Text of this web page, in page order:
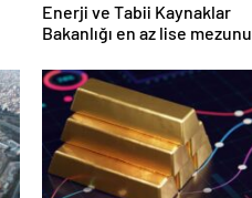
Enerji ve Tabii Kaynaklar
Bakanlığı en az lise mezunu
şartları neler?